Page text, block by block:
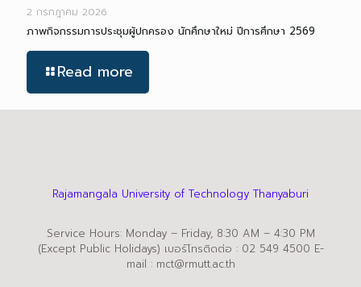
2 กรกฎาคม 2026
ภาพกิจกรรมการประชุมผู้ปกครอง นักศึกษาใหม่ ปีการศึกษา 2569
Read more
Rajamangala University of Technology Thanyaburi
Service Hours: Monday – Friday, 8:30 AM – 4:30 PM
(Except Public Holidays) เบอร์โทรติดต่อ : 02 549 4500 E-
mail : mct@rmutt.ac.th